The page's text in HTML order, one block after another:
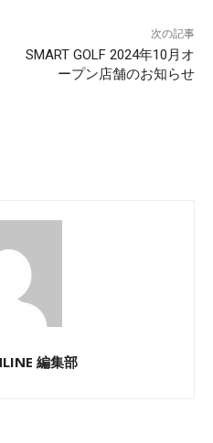
次の記事
SMART GOLF 2024年10月オ
ープン店舗のお知らせ
編集部